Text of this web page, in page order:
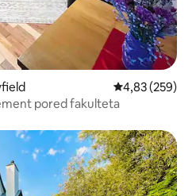
Prosječna
4,83 (259)
pored fakulteta
oznakom „Odabrali gosti”